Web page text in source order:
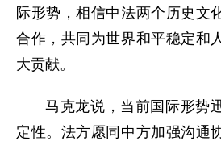
际形势，相信中法两个历史文
合作，共同为世界和平稳定和
大贡献。
马克龙说，当前国际形势
定性。法方愿同中方加强沟通